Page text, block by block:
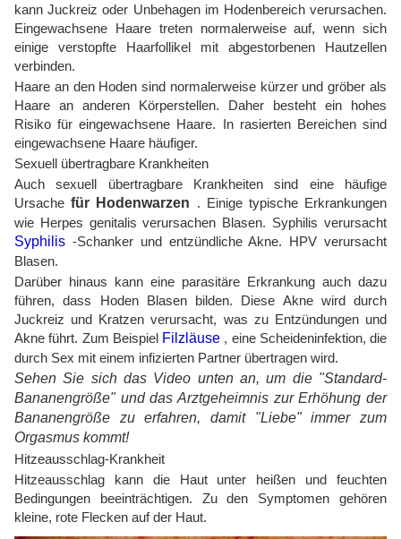
kann Juckreiz oder Unbehagen im Hodenbereich verursachen.
Eingewachsene Haare treten normalerweise auf, wenn sich
einige verstopfte Haarfollikel mit abgestorbenen Hautzellen
verbinden.
Haare an den Hoden sind normalerweise kürzer und gröber als
Haare an anderen Körperstellen. Daher besteht ein hohes
Risiko für eingewachsene Haare. In rasierten Bereichen sind
eingewachsene Haare häufiger.
Sexuell übertragbare Krankheiten
Auch sexuell übertragbare Krankheiten sind eine häufige
Ursachefür Hodenwarzen . Einige typische Erkrankungen
wie Herpes genitalis verursachen Blasen. Syphilis verursacht
Syphilis -Schanker und entzündliche Akne. HPV verursacht
Blasen.
Darüber hinaus kann eine parasitäre Erkrankung auch dazu
führen, dass Hoden Blasen bilden. Diese Akne wird durch
Juckreiz und Kratzen verursacht, was zu Entzündungen und
Akne führt. Zum Beispiel Filzläuse , eine Scheideninfektion, die
durch Sex mit einem infizierten Partner übertragen wird.
Sehen Sie sich das Video unten an, um die "Standard-
Bananengröße" und das Arztgeheimnis zur Erhöhung der
Bananengröße zu erfahren, damit "Liebe" immer zum
Orgasmus kommt!
Hitzeausschlag-Krankheit
Hitzeausschlag kann die Haut unter heißen und feuchten
Bedingungen beeinträchtigen. Zu den Symptomen gehören
kleine, rote Flecken auf der Haut.